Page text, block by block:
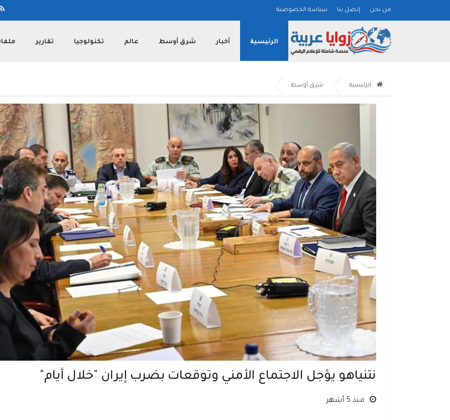
من نحن إتصل بنا سياسة الخصوصية
الرئيسية أخبار شرق أوسط عالم تكنولوجيا تقارير
الرئيسية شرق أوسط
نتنياهو يؤجل الاجتماع الأمني وتوقعات بضرب إيران "خلال أيام"
منذ 5 أشهر